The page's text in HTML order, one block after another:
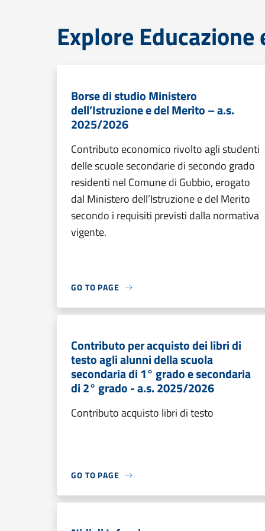
Explore
Borse di studio Ministero
dell’Istruzione e del Merito – a.s.
2025/2026
Contributo economico rivolto agli studenti
delle scuole secondarie di secondo grado
residenti nel Comune di Gubbio, erogato
dal Ministero dell’Istruzione e del Merito
secondo i requisiti previsti dalla normativa
vigente.
GO TO PAGE
Contributo per acquisto dei libri di
testo agli alunni della scuola
secondaria di 1° grado e secondaria
di 2° grado - a.s. 2025/2026
Contributo acquisto libri di testo
GO TO PAGE